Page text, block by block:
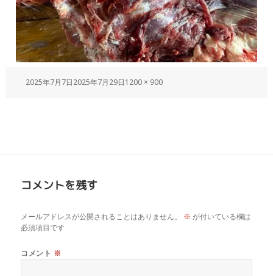
2025年7月7日2025年7月29日1200 × 900
コメントを残す
メールアドレスが公開されることはありません。 ※ が付いている欄は
必須項目です
コメント ※